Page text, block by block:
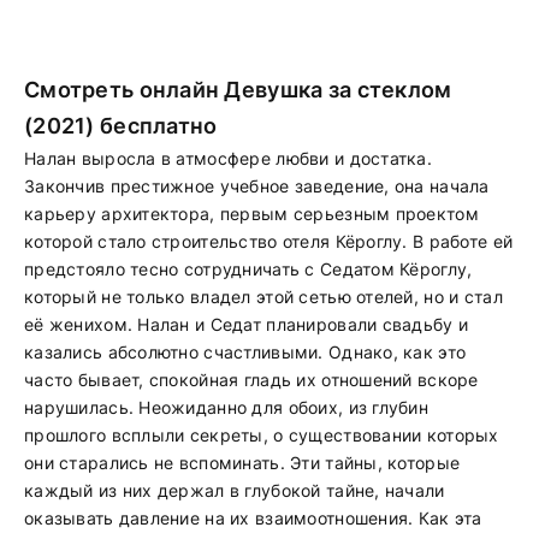
Смотреть онлайн Девушка за стеклом
(2021) бесплатно
Налан выросла в атмосфере любви и достатка.
Закончив престижное учебное заведение, она начала
карьеру архитектора, первым серьезным проектом
которой стало строительство отеля Кёроглу. В работе ей
предстояло тесно сотрудничать с Седатом Кёроглу,
который не только владел этой сетью отелей, но и стал
её женихом. Налан и Седат планировали свадьбу и
казались абсолютно счастливыми. Однако, как это
часто бывает, спокойная гладь их отношений вскоре
нарушилась. Неожиданно для обоих, из глубин
прошлого всплыли секреты, о существовании которых
они старались не вспоминать. Эти тайны, которые
каждый из них держал в глубокой тайне, начали
оказывать давление на их взаимоотношения. Как эта